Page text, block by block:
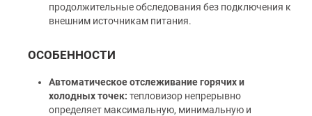
продолжительные обследования без подключения к
внешним источникам питания.
ОСОБЕННОСТИ
Автоматическое отслеживание горячих и
холодных точек: тепловизор непрерывно
определяет максимальную, минимальную и